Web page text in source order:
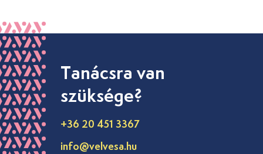
Tanácsra van
szüksége?
+36 20 451 3367
info@velvesa.hu